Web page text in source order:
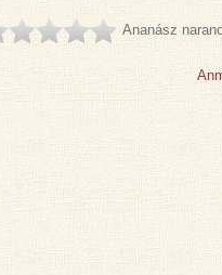
Ananász